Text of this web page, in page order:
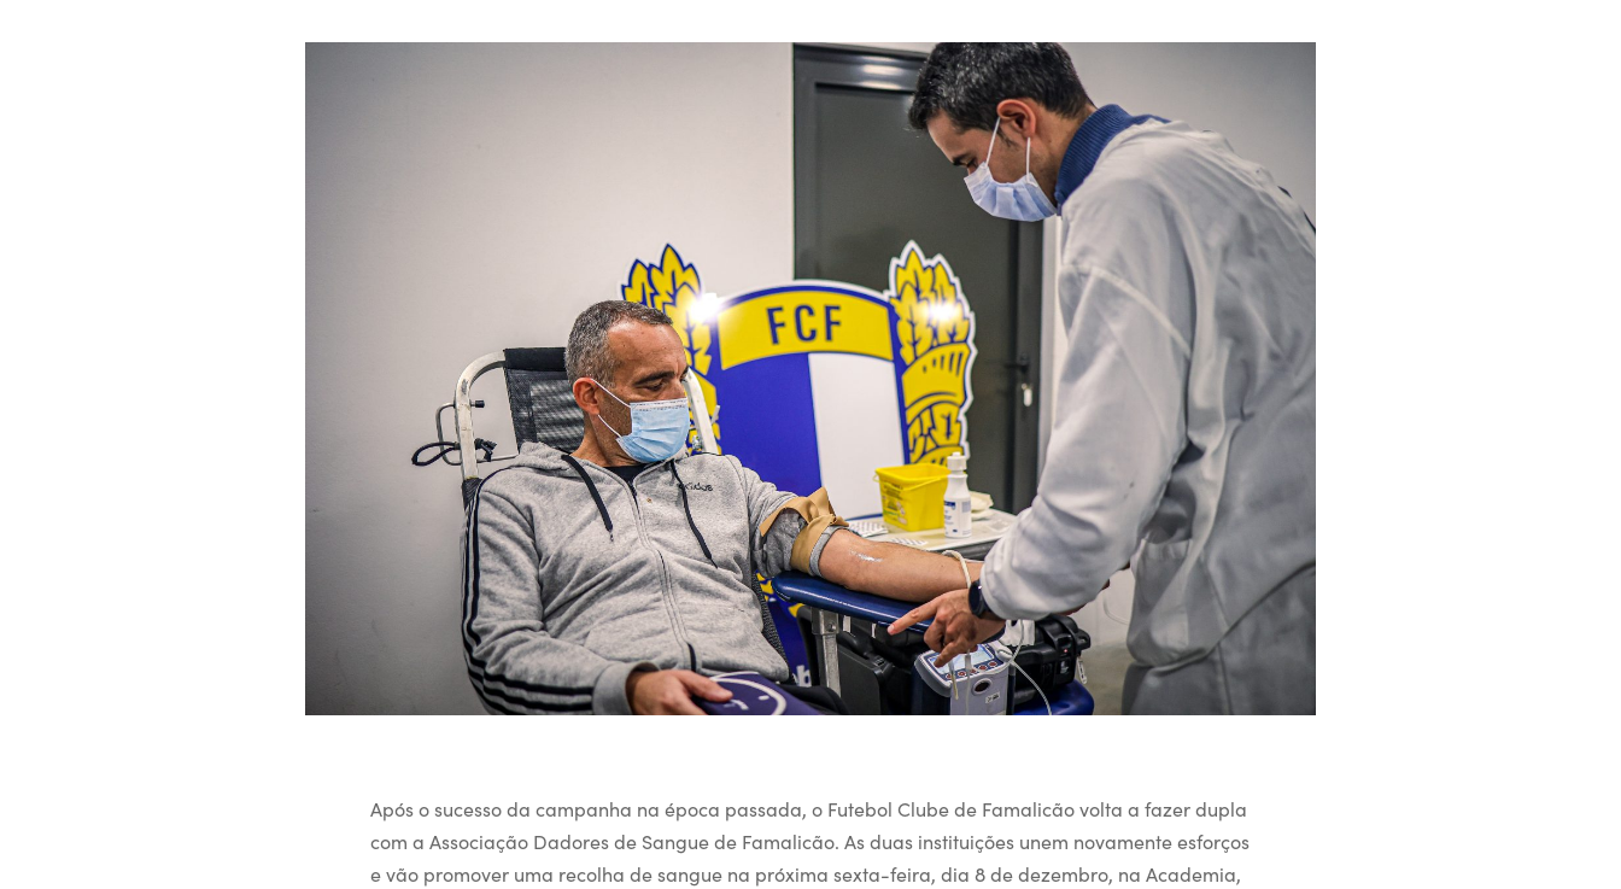
Após o sucesso da campanha na época passada, o Futebol Clube de Famalicão volta a fazer dupla
com a Associação Dadores de Sangue de Famalicão. As duas instituições unem novamente esforços
e vão promover uma recolha de sangue na próxima sexta-feira, dia 8 de dezembro, na Academia,